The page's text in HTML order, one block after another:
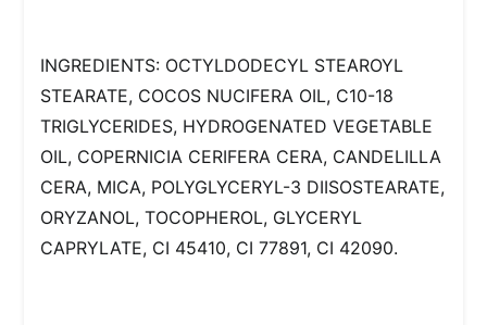
INGREDIENTS: OCTYLDODECYL STEAROYL
STEARATE, COCOS NUCIFERA OIL, C10-18
TRIGLYCERIDES, HYDROGENATED VEGETABLE
OIL, COPERNICIA CERIFERA CERA, CANDELILLA
CERA, MICA, POLYGLYCERYL-3 DIISOSTEARATE,
ORYZANOL, TOCOPHEROL, GLYCERYL
CAPRYLATE, CI 45410, CI 77891, CI 42090.